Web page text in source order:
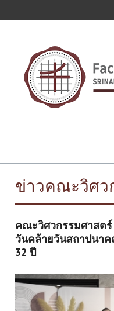
ข่าวคณะวิศว
คณะวิศวกรรมศาสต
วันคล้ายวันสถาปนา
32 ปี